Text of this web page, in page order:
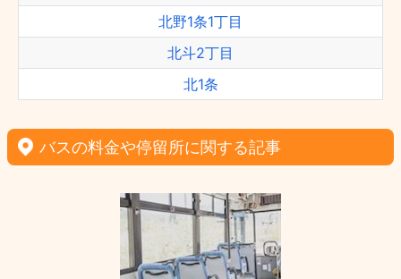
北野1条1丁目
北斗2丁目
北1条
バスの料金や停留所に関する記事